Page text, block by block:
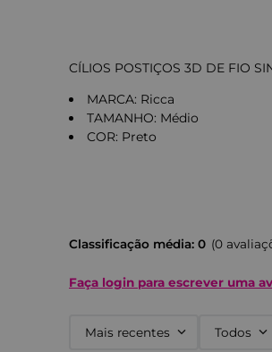
CÍLIOS POSTIÇOS 3D DE FIO
MARCA: Ricca
TAMANHO: Médio
COR: Preto
Classificação média: 0 (0
Faça login para escrever uma
Mais recentes Todos